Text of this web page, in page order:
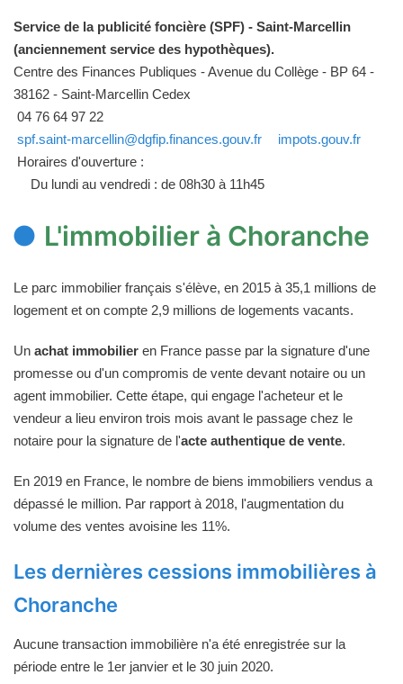
Service de la publicité foncière (SPF) - Saint-Marcellin
(anciennement service des hypothèques).
Centre des Finances Publiques - Avenue du Collège - BP 64 -
38162 - Saint-Marcellin Cedex
04 76 64 97 22
spf.saint-marcellin@dgfip.finances.gouv.fr
impots.gouv.fr
Horaires d'ouverture :
Du lundi au vendredi : de 08h30 à 11h45
L'immobilier à Choranche
Le parc immobilier français s'élève, en 2015 à 35,1 millions de
logement et on compte 2,9 millions de logements vacants.
Un achat immobilier en France passe par la signature d'une
promesse ou d'un compromis de vente devant notaire ou un
agent immobilier. Cette étape, qui engage l'acheteur et le
vendeur a lieu environ trois mois avant le passage chez le
notaire pour la signature de l'acte authentique de vente.
En 2019 en France, le nombre de biens immobiliers vendus a
dépassé le million. Par rapport à 2018, l'augmentation du
volume des ventes avoisine les 11%.
Les dernières cessions immobilières à
Choranche
Aucune transaction immobilière n'a été enregistrée sur la
période entre le 1er janvier et le 30 juin 2020.